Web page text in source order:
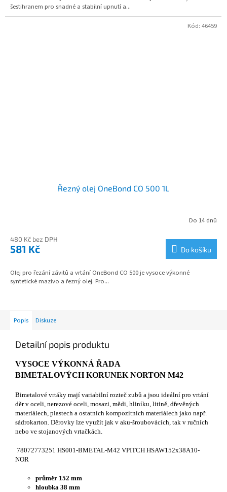
šestihranem pro snadné a stabilní upnutí a...
Řezný olej OneBond CO 500 1L
Do 14 dnů
480 Kč bez DPH
581 Kč Do košíku
Olej pro řezání závitů a vrtání OneBond CO 500 je vysoce výkonné
syntetické mazivo a řezný olej. Pro...
Kód: 46459
Popis Diskuze
Detailní popis produktu
VYSOCE VÝKONNÁ ŘADA
BIMETALOVÝCH KORUNEK NORTON M42
Bimetalové vrtáky mají variabilní rozteč zubů a jsou ideální pro vrtání
děr v oceli, nerezové oceli, mosazi, mědi, hliníku, litině, dřevěných
materiálech, plastech a ostatních kompozitních materiálech jako např.
sádrokarton. Děrovky lze využít jak v aku-šroubovácích, tak v ručních
nebo ve stojanových vrtačkách.
78072773251 HS001-BMETAL-M42 VPITCH HSAW152x38A10-
NOR
průměr 152 mm
hloubka 38 mm